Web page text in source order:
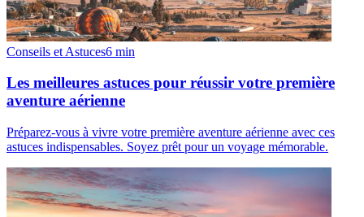
Conseils et Astuces6 min
Les meilleures astuces pour réussir votre première
aventure aérienne
Préparez-vous à vivre votre première aventure aérienne avec ces
astuces indispensables. Soyez prêt pour un voyage mémorable.